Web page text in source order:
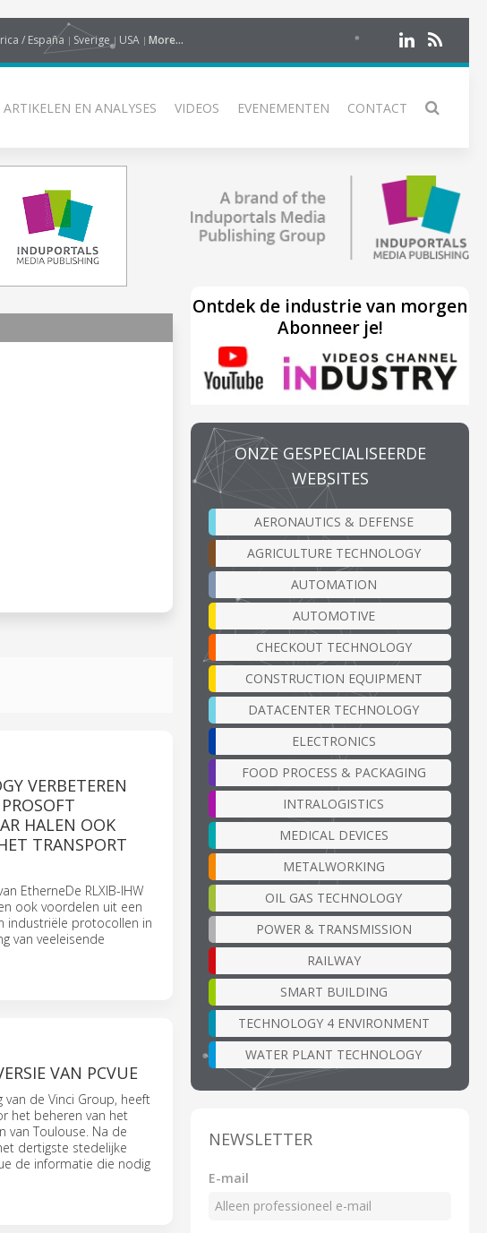
/ España Sverige USA More...
EN ANALYSES VIDEOS EVENEMENTEN CONTACT
VERBETEREN
HALEN OOK
TRANSPORT
EtherneDe RLXIB-IHW
ook voordelen uit een
industriële protocollen in
van veeleisende
VAN PCVUE
de Vinci Group, heeft
het beheren van het
van Toulouse. Na de
dertigste stedelijke
de informatie die nodig
Ontdek de industrie van morgen
Abonneer je!
ONZE GESPECIALISEERDE
WEBSITES
AERONAUTICS & DEFENSE
AGRICULTURE TECHNOLOGY
AUTOMATION
AUTOMOTIVE
CHECKOUT TECHNOLOGY
CONSTRUCTION EQUIPMENT
DATACENTER TECHNOLOGY
ELECTRONICS
FOOD PROCESS & PACKAGING
INTRALOGISTICS
MEDICAL DEVICES
METALWORKING
OIL GAS TECHNOLOGY
POWER & TRANSMISSION
RAILWAY
SMART BUILDING
TECHNOLOGY 4 ENVIRONMENT
WATER PLANT TECHNOLOGY
NEWSLETTER
E-mail